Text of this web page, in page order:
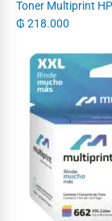
Toner Multiprint
₲ 218.000